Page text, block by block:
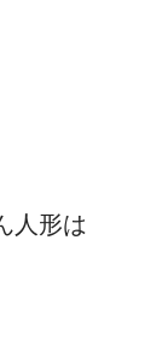
人形は